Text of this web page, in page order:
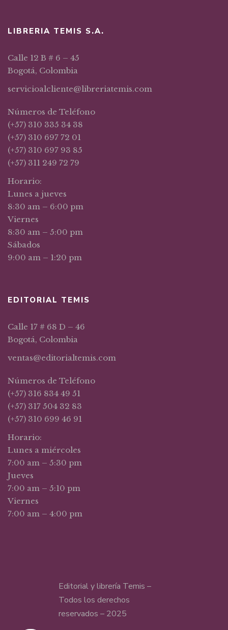
LIBRERIA TEMIS S.A.
Calle 12 B # 6 – 45
Bogotá, Colombia
servicioalcliente@libreriatemis.com
Números de Teléfono
(+57) 310 335 34 38
(+57) 310 697 72 01
(+57) 310 697 93 85
(+57) 311 249 72 79
Horario:
Lunes a jueves
8:30 am – 6:00 pm
Viernes
8:30 am – 5:00 pm
Sábados
9:00 am – 1:20 pm
EDITORIAL TEMIS
Calle 17 # 68 D – 46
Bogotá, Colombia
ventas@editorialtemis.com
Números de Teléfono
(+57) 316 834 49 51
(+57) 317 504 32 83
(+57) 310 699 46 91
Horario:
Lunes a miércoles
7:00 am – 5:30 pm
Jueves
7:00 am – 5:10 pm
Viernes
7:00 am – 4:00 pm
Editorial y librería Temis –
Todos los derechos
reservados – 2025